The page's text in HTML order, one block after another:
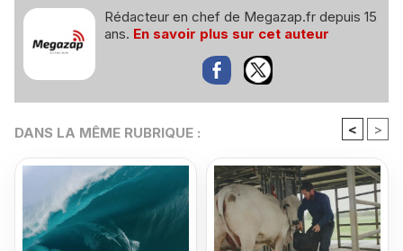
Rédacteur en chef de Megazap.fr depuis 15
ans. En savoir plus sur cet auteur
DANS LA MÊME RUBRIQUE : < >